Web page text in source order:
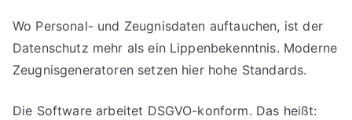
Wo Personal- und Zeugnisdaten auftauchen, ist der
Datenschutz mehr als ein Lippenbekenntnis. Moderne
Zeugnisgeneratoren setzen hier hohe Standards.
Die Software arbeitet DSGVO-konform. Das heißt: